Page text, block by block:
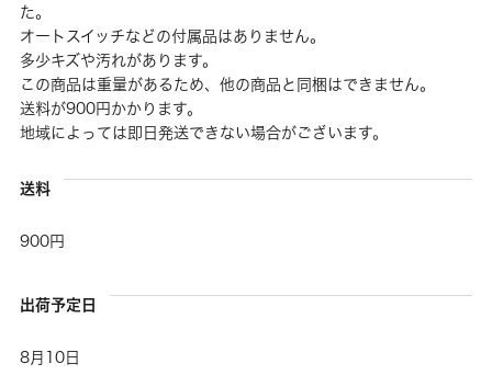
た。
オートスイッチなどの付属品はありません。
多少キズや汚れがあります。
この商品は重量があるため、他の商品と同梱はできません。
送料が900円かかります。
地域によっては即日発送できない場合がございます。
送料
900円
出荷予定日
8月10日